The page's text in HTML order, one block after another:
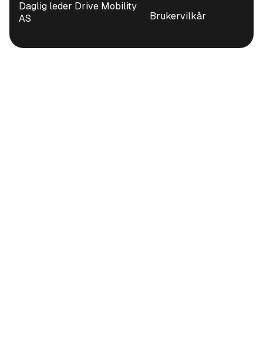
Daglig leder Drive Mobility
AS
Brukervilkår